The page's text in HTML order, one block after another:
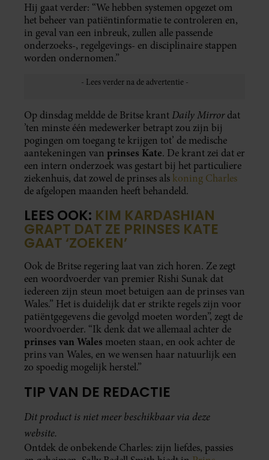
Hij gaat verder: “We hebben systemen opgezet om
het beheer van patiëntinformatie te controleren en,
in geval van een inbreuk, zullen alle passende
onderzoeks-, regelgevings- en disciplinaire stappen
worden ondernomen.”
Op dinsdag meldde de Britse krantDaily Mirrordat
’ten minste één medewerker betrapt zou zijn bij
pogingen om toegang te krijgen tot’ de medische
aantekeningen van prinses Kate. De krant zei dat er
een intern onderzoek was gestart bij het particuliere
ziekenhuis, dat zowel de prinses als koning Charles
de afgelopen maanden heeft behandeld.
LEES OOK: KIM KARDASHIAN
GRAPT DAT ZE PRINSES KATE
GAAT ‘ZOEKEN’
Ook de Britse regering laat van zich horen. Ze zegt
een woordvoerder van premier Rishi Sunak dat
iedereen zijn steun moet betuigen aan de prinses van
Wales.” Het is duidelijk dat er strikte regels zijn voor
patiëntgegevens die gevolgd moeten worden”, zegt de
woordvoerder. “Ik denk dat we allemaal achter de
prinses van Wales moeten staan, en ook achter de
prins van Wales, en we wensen haar natuurlijk een
zo spoedig mogelijk herstel.”
TIP VAN DE REDACTIE
Dit product is niet meer beschikbaar via deze
website.
Ontdek de onbekende Charles: zijn liefdes, passies